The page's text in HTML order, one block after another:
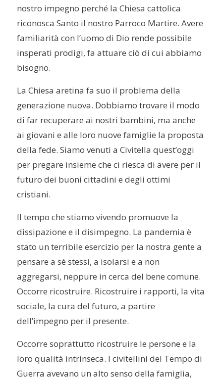
nostro impegno perché la Chiesa cattolica
riconosca Santo il nostro Parroco Martire. Avere
familiarità con l’uomo di Dio rende possibile
insperati prodigi, fa attuare ciò di cui abbiamo
bisogno.
La Chiesa aretina fa suo il problema della
generazione nuova. Dobbiamo trovare il modo
di far recuperare ai nostri bambini, ma anche
ai giovani e alle loro nuove famiglie la proposta
della fede. Siamo venuti a Civitella quest’oggi
per pregare insieme che ci riesca di avere per il
futuro dei buoni cittadini e degli ottimi
cristiani.
Il tempo che stiamo vivendo promuove la
dissipazione e il disimpegno. La pandemia è
stato un terribile esercizio per la nostra gente a
pensare a sé stessi, a isolarsi e a non
aggregarsi, neppure in cerca del bene comune.
Occorre ricostruire. Ricostruire i rapporti, la vita
sociale, la cura del futuro, a partire
dell’impegno per il presente.
Occorre soprattutto ricostruire le persone e la
loro qualità intrinseca. I civitellini del Tempo di
Guerra avevano un alto senso della famiglia,